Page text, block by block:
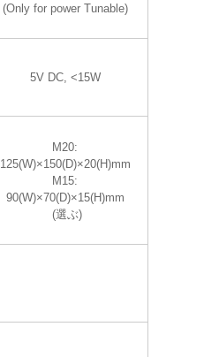
(Only for power Tunable)
5V DC, <15W
M20:
125(W)×150(D)×20(H)mm
M15:
90(W)×70(D)×15(H)mm
(選ぶ)